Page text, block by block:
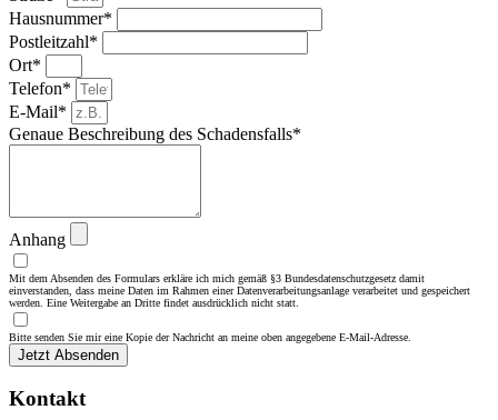
Hausnummer*
Postleitzahl*
Ort*
Telefon*
E-Mail*
Genaue Beschreibung des Schadensfalls*
Anhang
Mit dem Absenden des Formulars erkläre ich mich gemäß §3 Bundesdatenschutzgesetz damit
einverstanden, dass meine Daten im Rahmen einer Datenverarbeitungsanlage verarbeitet und gespeichert
werden. Eine Weitergabe an Dritte findet ausdrücklich nicht statt.
Bitte senden Sie mir eine Kopie der Nachricht an meine oben angegebene E-Mail-Adresse.
Jetzt Absenden
Kontakt